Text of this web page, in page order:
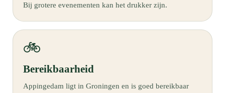
Bij grotere evenementen kan het drukker zijn.
🚲
Bereikbaarheid
Appingedam ligt in Groningen en is goed bereikbaar